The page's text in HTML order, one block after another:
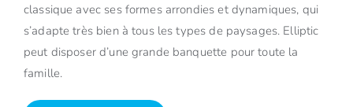
classique avec ses formes arrondies et dynamiques, qui
s’adapte très bien à tous les types de paysages. Elliptic
peut disposer d’une grande banquette pour toute la
famille.